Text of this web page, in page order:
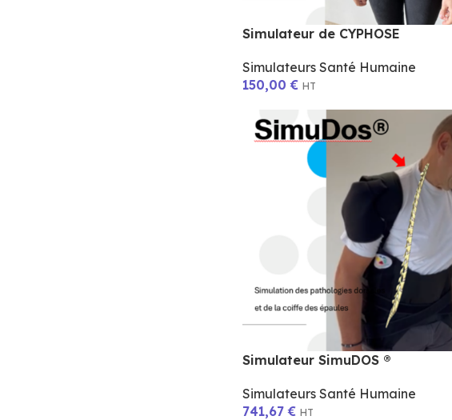
Simulateur de CYPHOSE
Simulateurs Santé Humaine
150,00€ HT
Simulateur SimuDOS ®
Simulateurs Santé Humaine
741,67€ HT